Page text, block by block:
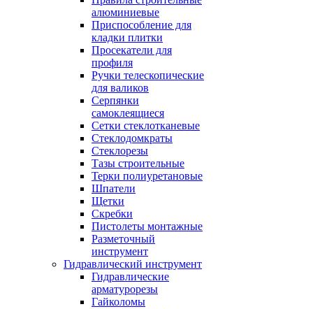
алюминиевые
Приспособление для
кладки плитки
Просекатели для
профиля
Ручки телескопические
для валиков
Серпянки
самоклеящиеся
Сетки стеклотканевые
Стеклодомкраты
Стеклорезы
Тазы строительные
Терки полиуретановые
Шпатели
Щетки
Скребки
Пистолеты монтажные
Разметочный
инструмент
Гидравлический инструмент
Гидравлические
арматурорезы
Гайколомы